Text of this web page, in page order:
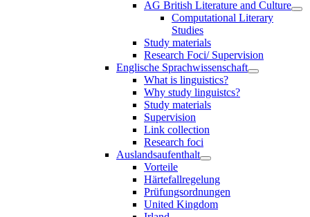
AG British Literature and Culture
Computational Literary
Studies
Study materials
Research Foci/ Supervision
Englische Sprachwissenschaft
What is linguistics?
Why study linguistcs?
Study materials
Supervision
Link collection
Research foci
Auslandsaufenthalt
Vorteile
Härtefallregelung
Prüfungsordnungen
United Kingdom